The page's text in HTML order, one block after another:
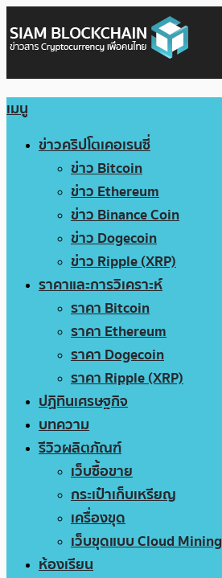
เมนู
ข่าวคริปโตเคอเรนซี่
ข่าว Bitcoin
ข่าว Ethereum
ข่าว Binance Coin
ข่าว Dogecoin
ข่าว Ripple (XRP)
ราคาและการวิเคราะห์
ราคา Bitcoin
ราคา Ethereum
ราคา Dogecoin
ราคา Ripple (XRP)
ปฏิทินเศรษฐกิจ
บทความ
รีวิวผลิตภัณฑ์
เว็บซื้อขาย
กระเป๋าเก็บเหรียญ
เครื่องขุด
เว็บขุดแบบ Cloud Mining
ห้องเรียน